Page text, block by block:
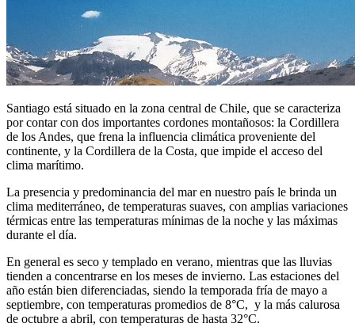
Santiago está situado en la zona central de Chile, que se caracteriza
por contar con dos importantes cordones montañosos: la Cordillera
de los Andes, que frena la influencia climática proveniente del
continente, y la Cordillera de la Costa, que impide el acceso del
clima marítimo.
La presencia y predominancia del mar en nuestro país le brinda un
clima mediterráneo, de temperaturas suaves, con amplias variaciones
térmicas entre las temperaturas mínimas de la noche y las máximas
durante el día.
En general es seco y templado en verano, mientras que las lluvias
tienden a concentrarse en los meses de invierno. Las estaciones del
año están bien diferenciadas, siendo la temporada fría de mayo a
septiembre, con temperaturas promedios de 8°C, y la más calurosa
de octubre a abril, con temperaturas de hasta 32°C.